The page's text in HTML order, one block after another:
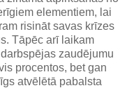
elementiem, lai
risināt savas krīzes
Tāpēc arī laikam
zaudējumu
procentos, bet gan
atvēlētā pabalsta